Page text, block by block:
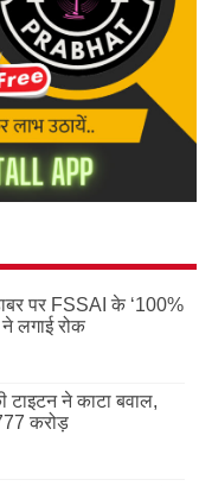
पर FSSAI के ‘100%
लगाई रोक
ने काटा बवाल,
करोड़